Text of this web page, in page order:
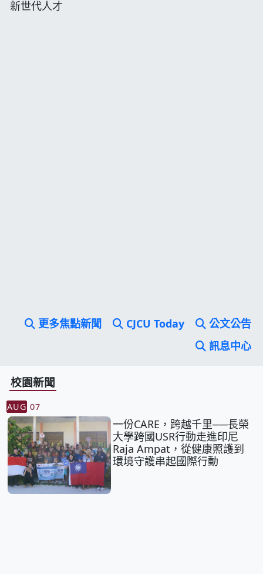
新世代人才
更多焦點新聞 CJCU Today
公文公告
訊息中心
校園新聞
AUG 07
一份CARE，跨越千里──長榮
大學跨國USR行動走進印尼
Raja Ampat，從健康照護到
環境守護串起國際行動